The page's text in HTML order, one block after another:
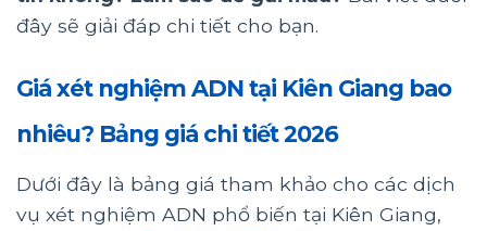
đây sẽ giải đáp chi tiết cho bạn.
Giá xét nghiệm ADN tại Kiên Giang bao
nhiêu? Bảng giá chi tiết 2026
Dưới đây là bảng giá tham khảo cho các dịch
vụ xét nghiệm ADN phổ biến tại Kiên Giang,